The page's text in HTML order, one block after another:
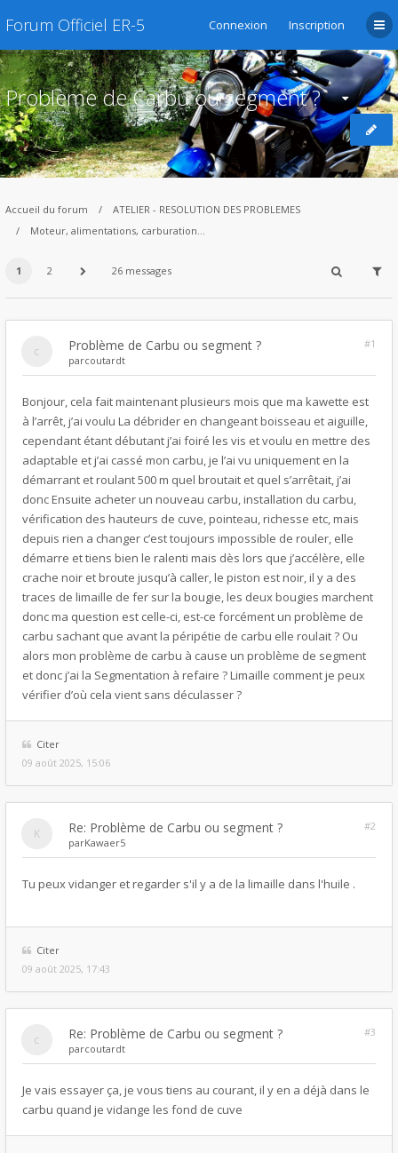
Forum Officiel ER-5 Connexion Inscription
Problème de Carbu ou segment ?
Accueil du forum
ATELIER - RESOLUTION DES PROBLEMES
Moteur, alimentations, carburation...
1 2 26 messages
Problème de Carbu ou segment ?
#1
parcoutardt
Bonjour, cela fait maintenant plusieurs mois que ma kawette est
à l’arrêt, j’ai voulu La débrider en changeant boisseau et aiguille,
cependant étant débutant j’ai foiré les vis et voulu en mettre des
adaptable et j’ai cassé mon carbu, je l’ai vu uniquement en la
démarrant et roulant 500 m quel broutait et quel s’arrêtait, j’ai
donc Ensuite acheter un nouveau carbu, installation du carbu,
vérification des hauteurs de cuve, pointeau, richesse etc, mais
depuis rien a changer c’est toujours impossible de rouler, elle
démarre et tiens bien le ralenti mais dès lors que j’accélère, elle
crache noir et broute jusqu’à caller, le piston est noir, il y a des
traces de limaille de fer sur la bougie, les deux bougies marchent
donc ma question est celle-ci, est-ce forcément un problème de
carbu sachant que avant la péripétie de carbu elle roulait ? Ou
alors mon problème de carbu à cause un problème de segment
et donc j’ai la Segmentation à refaire ? Limaille comment je peux
vérifier d’où cela vient sans déculasser ?
Citer
09 août 2025, 15:06
Re: Problème de Carbu ou segment ?
#2
parKawaer5
Tu peux vidanger et regarder s'il y a de la limaille dans l'huile .
Citer
09 août 2025, 17:43
Re: Problème de Carbu ou segment ?
#3
parcoutardt
Je vais essayer ça, je vous tiens au courant, il y en a déjà dans le
carbu quand je vidange les fond de cuve